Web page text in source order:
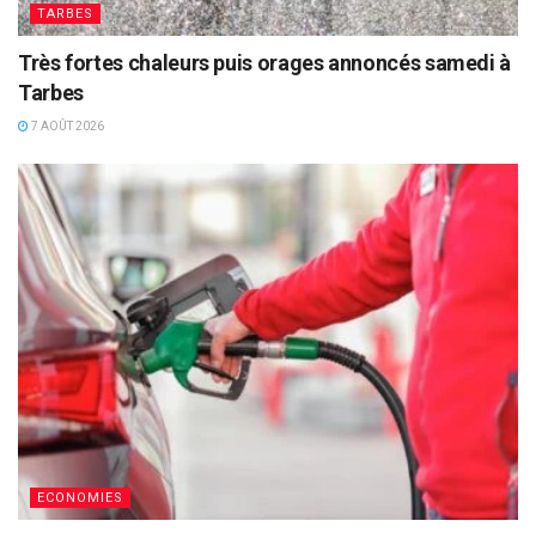
TARBES
Très fortes chaleurs puis orages annoncés samedi à
Tarbes
7 AOÛT 2026
ECONOMIES